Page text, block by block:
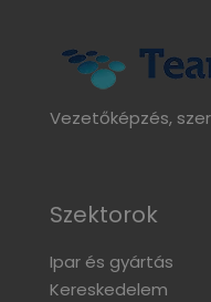
Vezetőképzés,
Szektorok
Ipar és gyártás
Kereskedelem